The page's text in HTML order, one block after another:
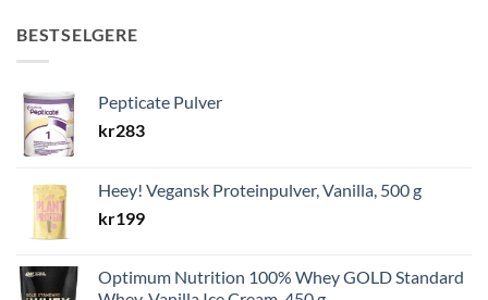
BESTSELGERE
Pepticate Pulver
kr283
Heey! Vegansk Proteinpulver, Vanilla, 500 g
kr199
Optimum Nutrition 100% Whey GOLD Standard